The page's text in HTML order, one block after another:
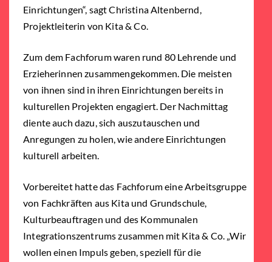
Einrichtungen“, sagt Christina Altenbernd,
Projektleiterin von Kita & Co.
Zum dem Fachforum waren rund 80 Lehrende und
Erzieherinnen zusammengekommen. Die meisten
von ihnen sind in ihren Einrichtungen bereits in
kulturellen Projekten engagiert. Der Nachmittag
diente auch dazu, sich auszutauschen und
Anregungen zu holen, wie andere Einrichtungen
kulturell arbeiten.
Vorbereitet hatte das Fachforum eine Arbeitsgruppe
von Fachkräften aus Kita und Grundschule,
Kulturbeauftragen und des Kommunalen
Integrationszentrums zusammen mit Kita & Co. „Wir
wollen einen Impuls geben, speziell für die